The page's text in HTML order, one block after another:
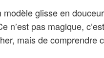
modèle glisse en
n’est pas magique,
mais de comprendre